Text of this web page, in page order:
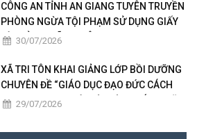
CÔNG AN TỈNH AN GIANG TUYÊN TRUYỀN
PHÒNG NGỪA TỘI PHẠM SỬ DỤNG GIẤY
TỜ GIẢ TẠI XÃ TRI TÔN
30/07/2026
XÃ TRI TÔN KHAI GIẢNG LỚP BỒI DƯỠNG
CHUYÊN ĐỀ “GIÁO DỤC ĐẠO ĐỨC CÁCH
MẠNG TRONG THỜI KỲ MỚI” KHÓA 2 NĂM
29/07/2026